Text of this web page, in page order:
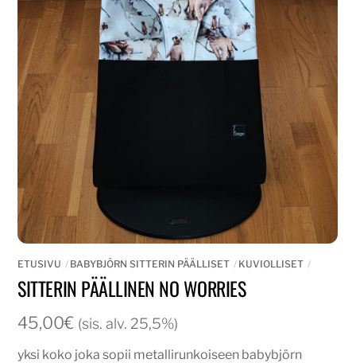
ETUSIVU BABYBJÖRN SITTERIN PÄÄLLISET KUVIOLLISET
SITTERIN PÄÄLLINEN NO WORRIES
45,00€ (sis. alv. 25,5%)
yksi koko joka sopii metallirunkoiseen babybjörn